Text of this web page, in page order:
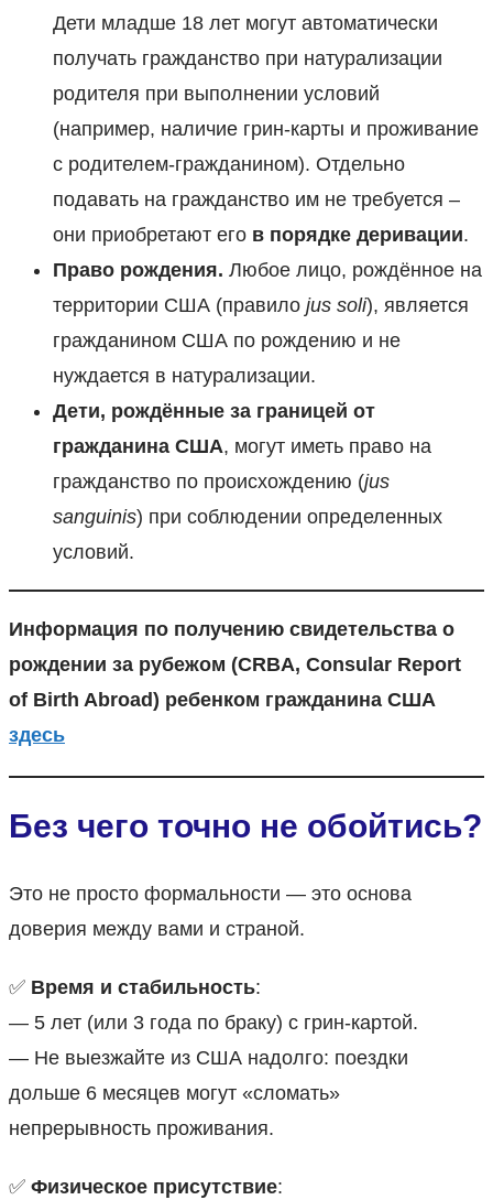
Дети младше 18 лет могут автоматически
получать гражданство при натурализации
родителя при выполнении условий
(например, наличие грин-карты и проживание
с родителем-гражданином). Отдельно
подавать на гражданство им не требуется –
они приобретают его в порядке деривации.
Право рождения. Любое лицо, рождённое на
территории США (правило jus soli), является
гражданином США по рождению и не
нуждается в натурализации.
Дети, рождённые за границей от
гражданина США, могут иметь право на
гражданство по происхождению (jus
sanguinis) при соблюдении определенных
условий.
Информация по получению свидетельства о
рождении за рубежом (CRBA, Consular Report
of Birth Abroad) ребенком гражданина США
здесь
Без чего точно не обойтись?
Это не просто формальности — это основа
доверия между вами и страной.
✅ Время и стабильность:
— 5 лет (или 3 года по браку) с грин-картой.
— Не выезжайте из США надолго: поездки
дольше 6 месяцев могут «сломать»
непрерывность проживания.
✅ Физическое присутствие: